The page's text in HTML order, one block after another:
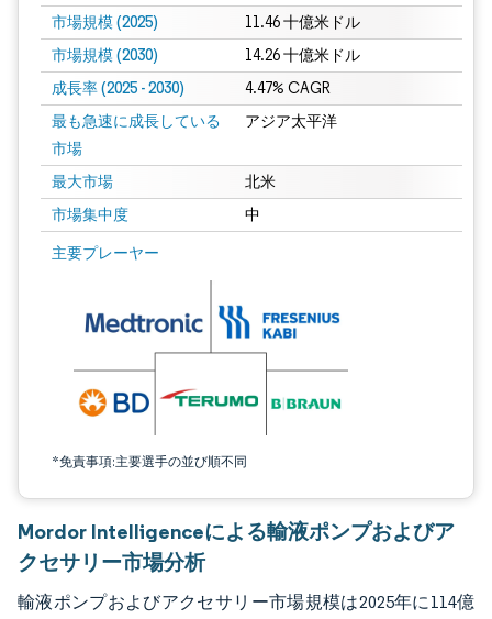
市場規模 (2025) 11.46 十億米ドル
市場規模 (2030) 14.26 十億米ドル
成長率 (2025 - 2030) 4.47% CAGR
最も急速に成長している
市場
アジア太平洋
最大市場 北米
市場集中度 中
主要プレーヤー
*免責事項:主要選手の並び順不同
画像 © Mordor Intelligence。再利用にはCC BY 4.0の表示が必要です。
Mordor Intelligenceによる輸液ポンプおよびア
クセサリー市場分析
輸液ポンプおよびアクセサリー市場規模は2025年に114億